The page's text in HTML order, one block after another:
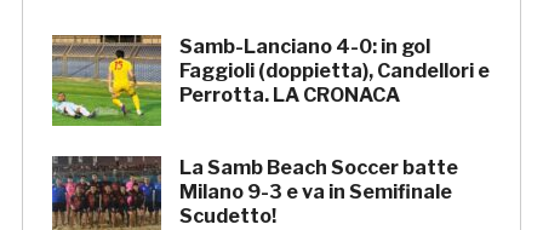
Samb-Lanciano 4-0: in gol
Faggioli (doppietta), Candellori e
Perrotta. LA CRONACA
La Samb Beach Soccer batte
Milano 9-3 e va in Semifinale
Scudetto!